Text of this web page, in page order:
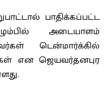
பாதிக்கப்பட்ட
அடையாளம்
டென்மார்க்கில்
என ஜெயவர்தனபுர